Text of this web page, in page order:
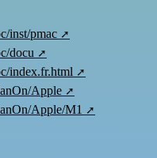
inst/pmac
docu
index.fr.html
Apple
Apple/M1